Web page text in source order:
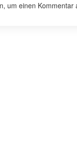
um einen Kommentar